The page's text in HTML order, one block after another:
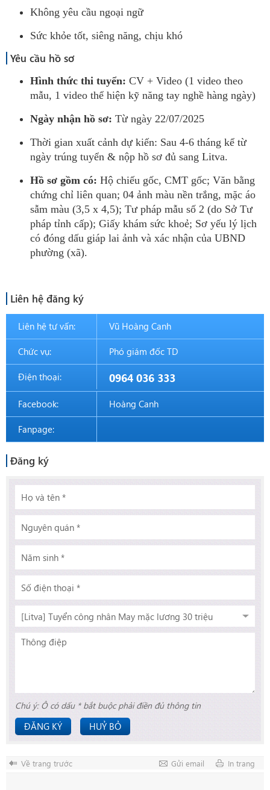
Không yêu cầu ngoại ngữ
Sức khỏe tốt, siêng năng, chịu khó
Yêu cầu hồ sơ
Hình thức thi tuyển: CV + Video (1 video theo
mẫu, 1 video thể hiện kỹ năng tay nghề hàng ngày)
Ngày nhận hồ sơ: Từ ngày 22/07/2025
Thời gian xuất cảnh dự kiến: Sau 4-6 tháng kể từ
ngày trúng tuyển & nộp hồ sơ đủ sang Litva.
Hồ sơ gồm có: Hộ chiếu gốc, CMT gốc; Văn bằng
chứng chỉ liên quan; 04 ảnh màu nền trắng, mặc áo
sẫm màu (3,5 x 4,5); Tư pháp mẫu số 2 (do Sở Tư
pháp tỉnh cấp); Giấy khám sức khoẻ; Sơ yếu lý lịch
có đóng dấu giáp lai ảnh và xác nhận của UBND
phường (xã).
Liên hệ đăng ký
Liên hệ tư vấn: Vũ Hoàng Canh
Chức vụ: Phó giám đốc TD
Điện thoại: 0964 036 333
Facebook: Hoàng Canh
Fanpage:
Đăng ký
Chú ý: Ô có dấu * bắt buộc phải điền đủ thông tin
ĐĂNG KÝ HUỶ BỎ
Về trang trước Gửi email In trang